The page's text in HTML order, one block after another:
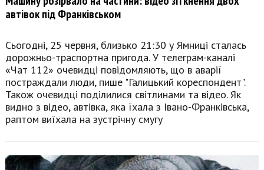
автівок під Франківськом
Сьогодні, 25 червня, близько 21:30 у Ямниці сталась
дорожньо-траспортна пригода. У телеграм-каналі
«Чат 112» очевидці повідомляють, що в аварії
постраждали люди, пише "Галицький кореспондент".
Також очевидці поділилися світлинами та відео. Як
видно з відео, автівка, яка їхала з Івано-Франківська,
раптом виїхала на зустрічну смугу